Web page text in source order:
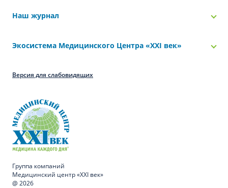
Наш журнал
Экосистема Медицинского Центра «‎XXI век»
Версия для слабовидящих
Группа компаний
Медицинский центр «XXI век»
@ 2026